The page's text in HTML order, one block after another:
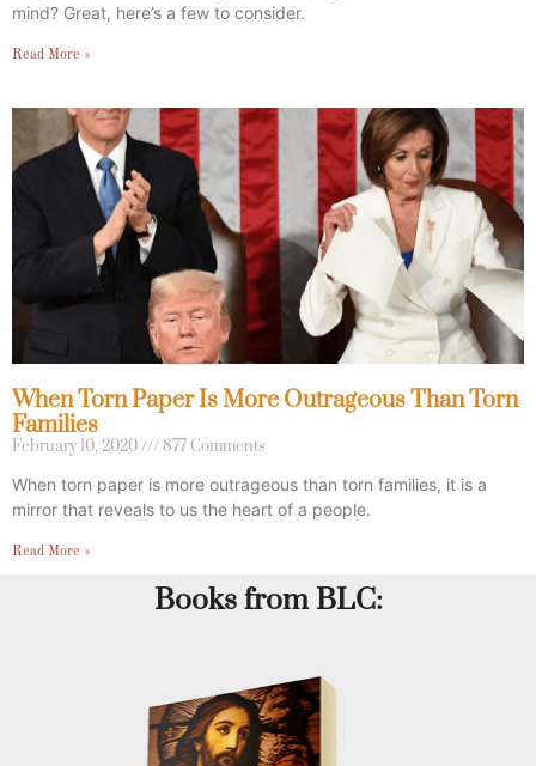
mind? Great, here’s a few to consider.
Read More »
When Torn Paper Is More Outrageous Than Torn
Families
February 10, 2020 877 Comments
When torn paper is more outrageous than torn families, it is a
mirror that reveals to us the heart of a people.
Read More »
Books from BLC: